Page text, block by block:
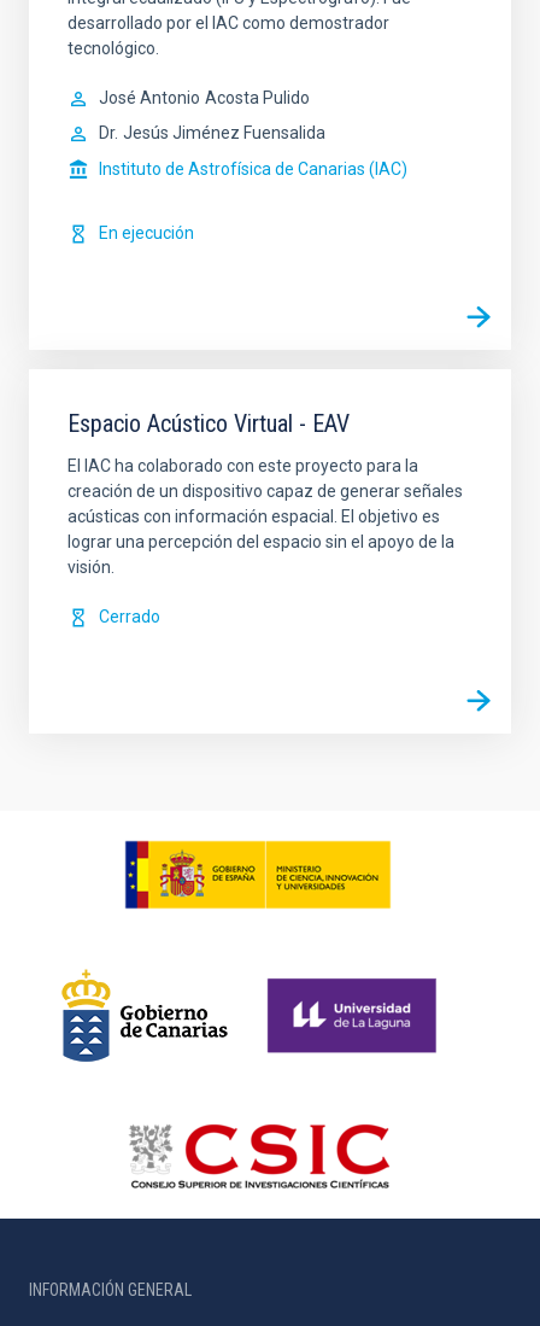
desarrollado por el IAC como demostrador
tecnológico.
José Antonio Acosta Pulido
Dr. Jesús Jiménez Fuensalida
Instituto de Astrofísica de Canarias (IAC)
En ejecución
Espacio Acústico Virtual - EAV
El IAC ha colaborado con este proyecto para la
creación de un dispositivo capaz de generar señales
acústicas con información espacial. El objetivo es
lograr una percepción del espacio sin el apoyo de la
visión.
Cerrado
INFORMACIÓN GENERAL